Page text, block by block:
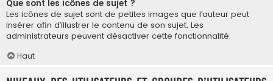
Que sont les icônes de sujet ?
Les icônes de sujet sont de petites images que l’auteur peut
insérer afin d’illustrer le contenu de son sujet. Les
administrateurs peuvent désactiver cette fonctionnalité.
Haut